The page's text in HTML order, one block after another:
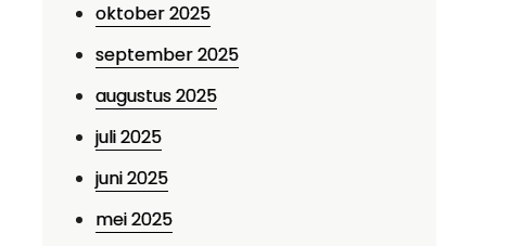
oktober 2025
september 2025
augustus 2025
juli 2025
juni 2025
mei 2025